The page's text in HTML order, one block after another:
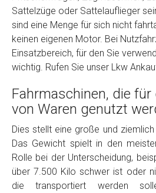
Getriebe
Bekannte Schäden
Kilometerstand
Preisvorstellung
Name*
Sattelzüge oder Sattelauflieger
sind eine Menge für sich nicht
keinen eigenen Motor. Bei
Einsatzbereich, für den Sie
wichtig. Rufen Sie unser Lkw
Fahrmaschinen, die für
von Waren genutzt
Dies stellt eine große und
Das Gewicht spielt in den
Rolle bei der Unterscheidung,
über 7.500 Kilo schwer ist oder
die transportiert werden